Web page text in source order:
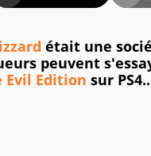
était une
peuvent
Edition sur